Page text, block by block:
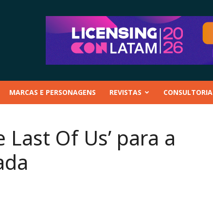
MARCAS E PERSONAGENS REVISTAS CONSULTORIA
Last Of Us’ para a